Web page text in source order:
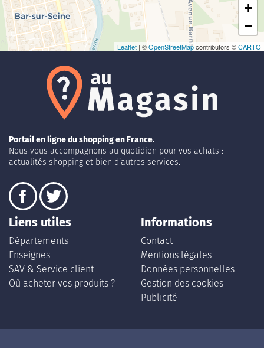
+
−
Leaflet | ©OpenStreetMapcontributors ©CARTO
Portail en ligne du shopping en France.
Nous vous accompagnons au quotidien pour vos achats :
actualités shopping et bien d’autres services.
Liens utiles
Départements
Enseignes
SAV & Service client
Où acheter vos produits ?
Informations
Contact
Mentions légales
Données personnelles
Gestion des cookies
Publicité